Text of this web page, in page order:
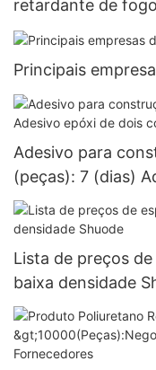
retardante de fogo
Principais
Adesivo para
(peças): 7 (dias)
componentes no
Lista de preços
baixa densidade